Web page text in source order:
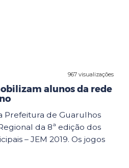
967 visualizações
alunos da rede
Prefeitura de Guarulhos
da 8ª edição dos
– JEM 2019. Os jogos